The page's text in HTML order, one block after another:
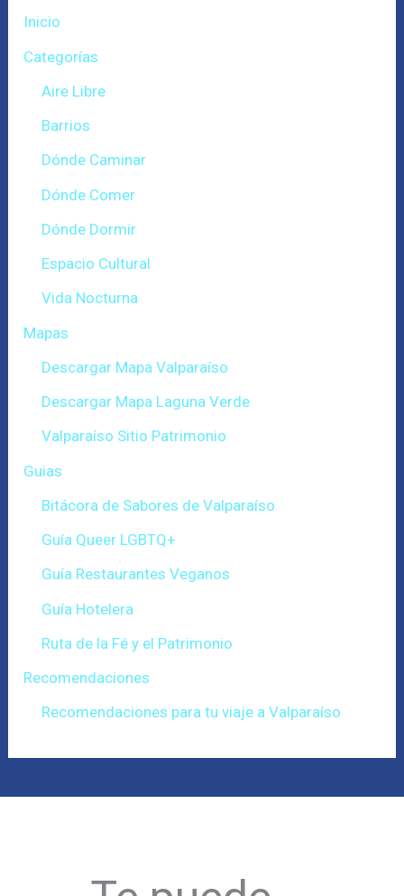
Inicio
Categorías
Aire Libre
Barrios
Dónde Caminar
Dónde Comer
Dónde Dormir
Espacio Cultural
Vida Nocturna
Mapas
Descargar Mapa Valparaíso
Descargar Mapa Laguna Verde
Valparaíso Sitio Patrimonio
Guias
Bitácora de Sabores de Valparaíso
Guía Queer LGBTQ+
Guía Restaurantes Veganos
Guía Hotelera
Ruta de la Fé y el Patrimonio
Recomendaciones
Recomendaciones para tu viaje a Valparaíso